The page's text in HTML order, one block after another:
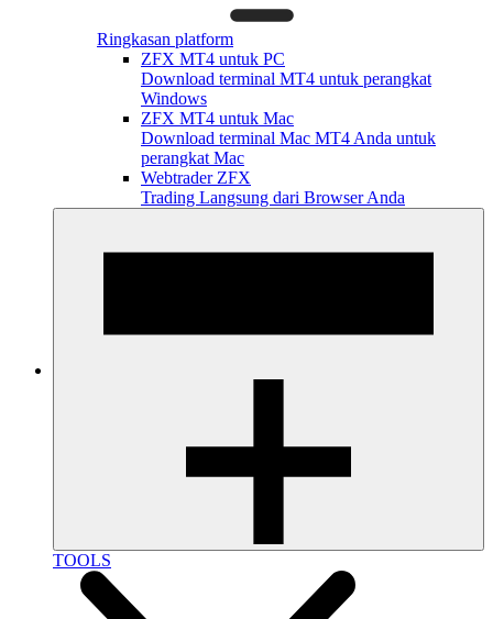
Ringkasan platform
ZFX MT4 untuk PC
Download terminal MT4 untuk perangkat
Windows
ZFX MT4 untuk Mac
Download terminal Mac MT4 Anda untuk
perangkat Mac
Webtrader ZFX
Trading Langsung dari Browser Anda
TOOLS